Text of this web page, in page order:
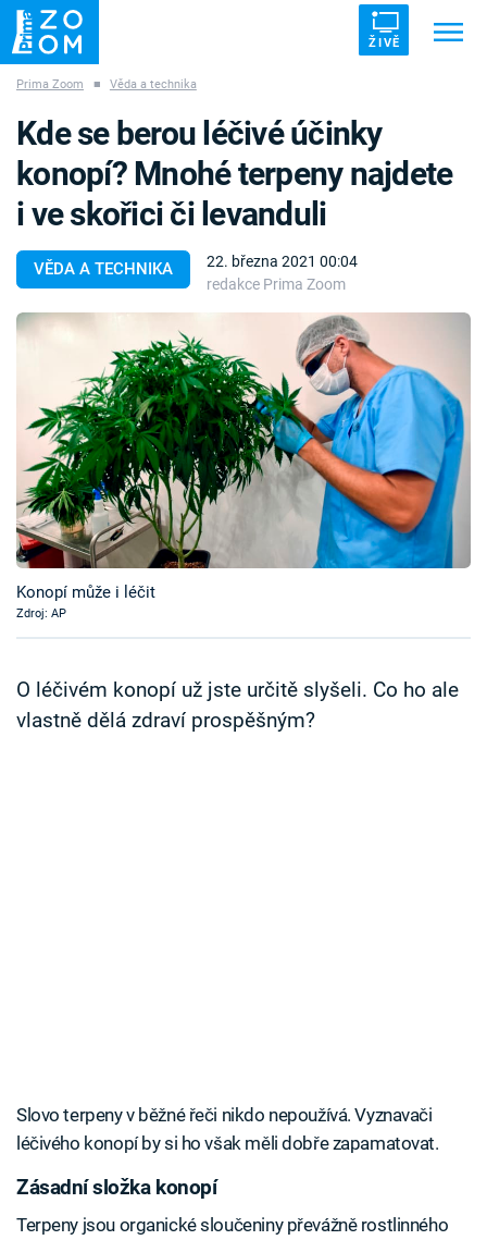
ŽIVĚ
ZÁHADY VETŘELCI DÁVNOVĚKU
Témata
Pořady
TV Program
Časopis
Sledujte prima+
Sledujte nás
Prima Zoom ■ Věda a technika
VĚDA A TECHNIKA
22. března 2021 00:04
redakce Prima Zoom
Kde se berou léčivé účinky
konopí? Mnohé terpeny najdete
i ve skořici či levanduli
Konopí může i léčit
Zdroj: AP
O léčivém konopí už jste určitě slyšeli. Co ho ale
vlastně dělá zdraví prospěšným?
Slovo terpeny v běžné řeči nikdo nepoužívá. Vyznavači
léčivého konopí by si ho však měli dobře zapamatovat.
Zásadní složka konopí
Terpeny jsou organické sloučeniny převážně rostlinného